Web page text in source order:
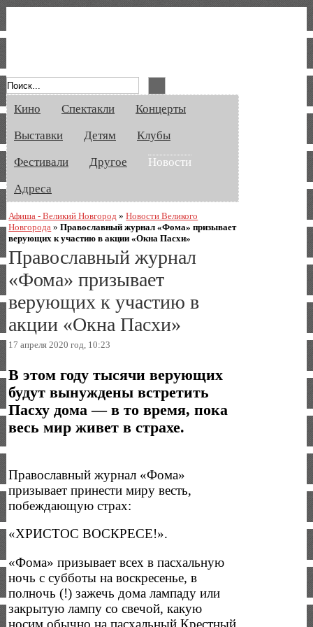
Кино Спектакли
Концерты
Выставки
Детям
Клубы
Фестивали
Другое
Новости
Адреса
Афиша - Великий Новгород »Новости Великого
Новгорода »Православный журнал «Фома» призывает
верующих к участию в акции «Окна Пасхи»
Православный журнал
«Фома» призывает
верующих к участию в
акции «Окна Пасхи»
17 апреля 2020 год, 10:23
В этом году тысячи верующих
будут вынуждены встретить
Пасху дома — в то время, пока
весь мир живет в страхе.
Православный журнал «Фома»
призывает принести миру весть,
побеждающую страх:
«ХРИСТОС ВОСКРЕСЕ!».
«Фома» призывает всех в пасхальную
ночь с субботы на воскресенье, в
полночь (!) зажечь дома лампаду или
закрытую лампу со свечой, какую
носим обычно на пасхальный Крестный